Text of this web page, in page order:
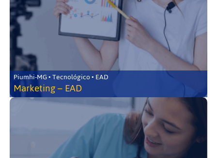
Piumhi-MG • Tecnológico • EAD
Marketing – EAD